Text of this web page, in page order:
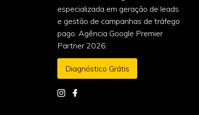
especializada em geração de leads
e gestão de campanhas de tráfego
pago. Agência Google Premier
Partner 2026.
Diagnóstico Grátis